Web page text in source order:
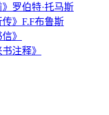
罗伯特·托马斯
》F.F布鲁斯
》
注释》